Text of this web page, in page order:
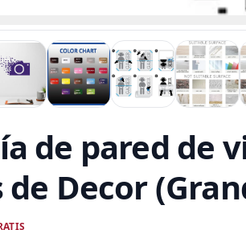
de pared de
Decor